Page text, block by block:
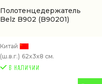
Полотенцедержатель
Belz B902 (B90201)
Китай
(ш.в.г.) 62x3x8 см.